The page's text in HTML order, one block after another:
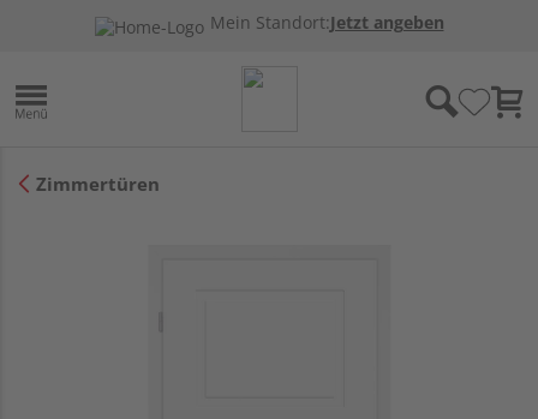
Mein Standort:Jetzt angeben
Zimmertüren